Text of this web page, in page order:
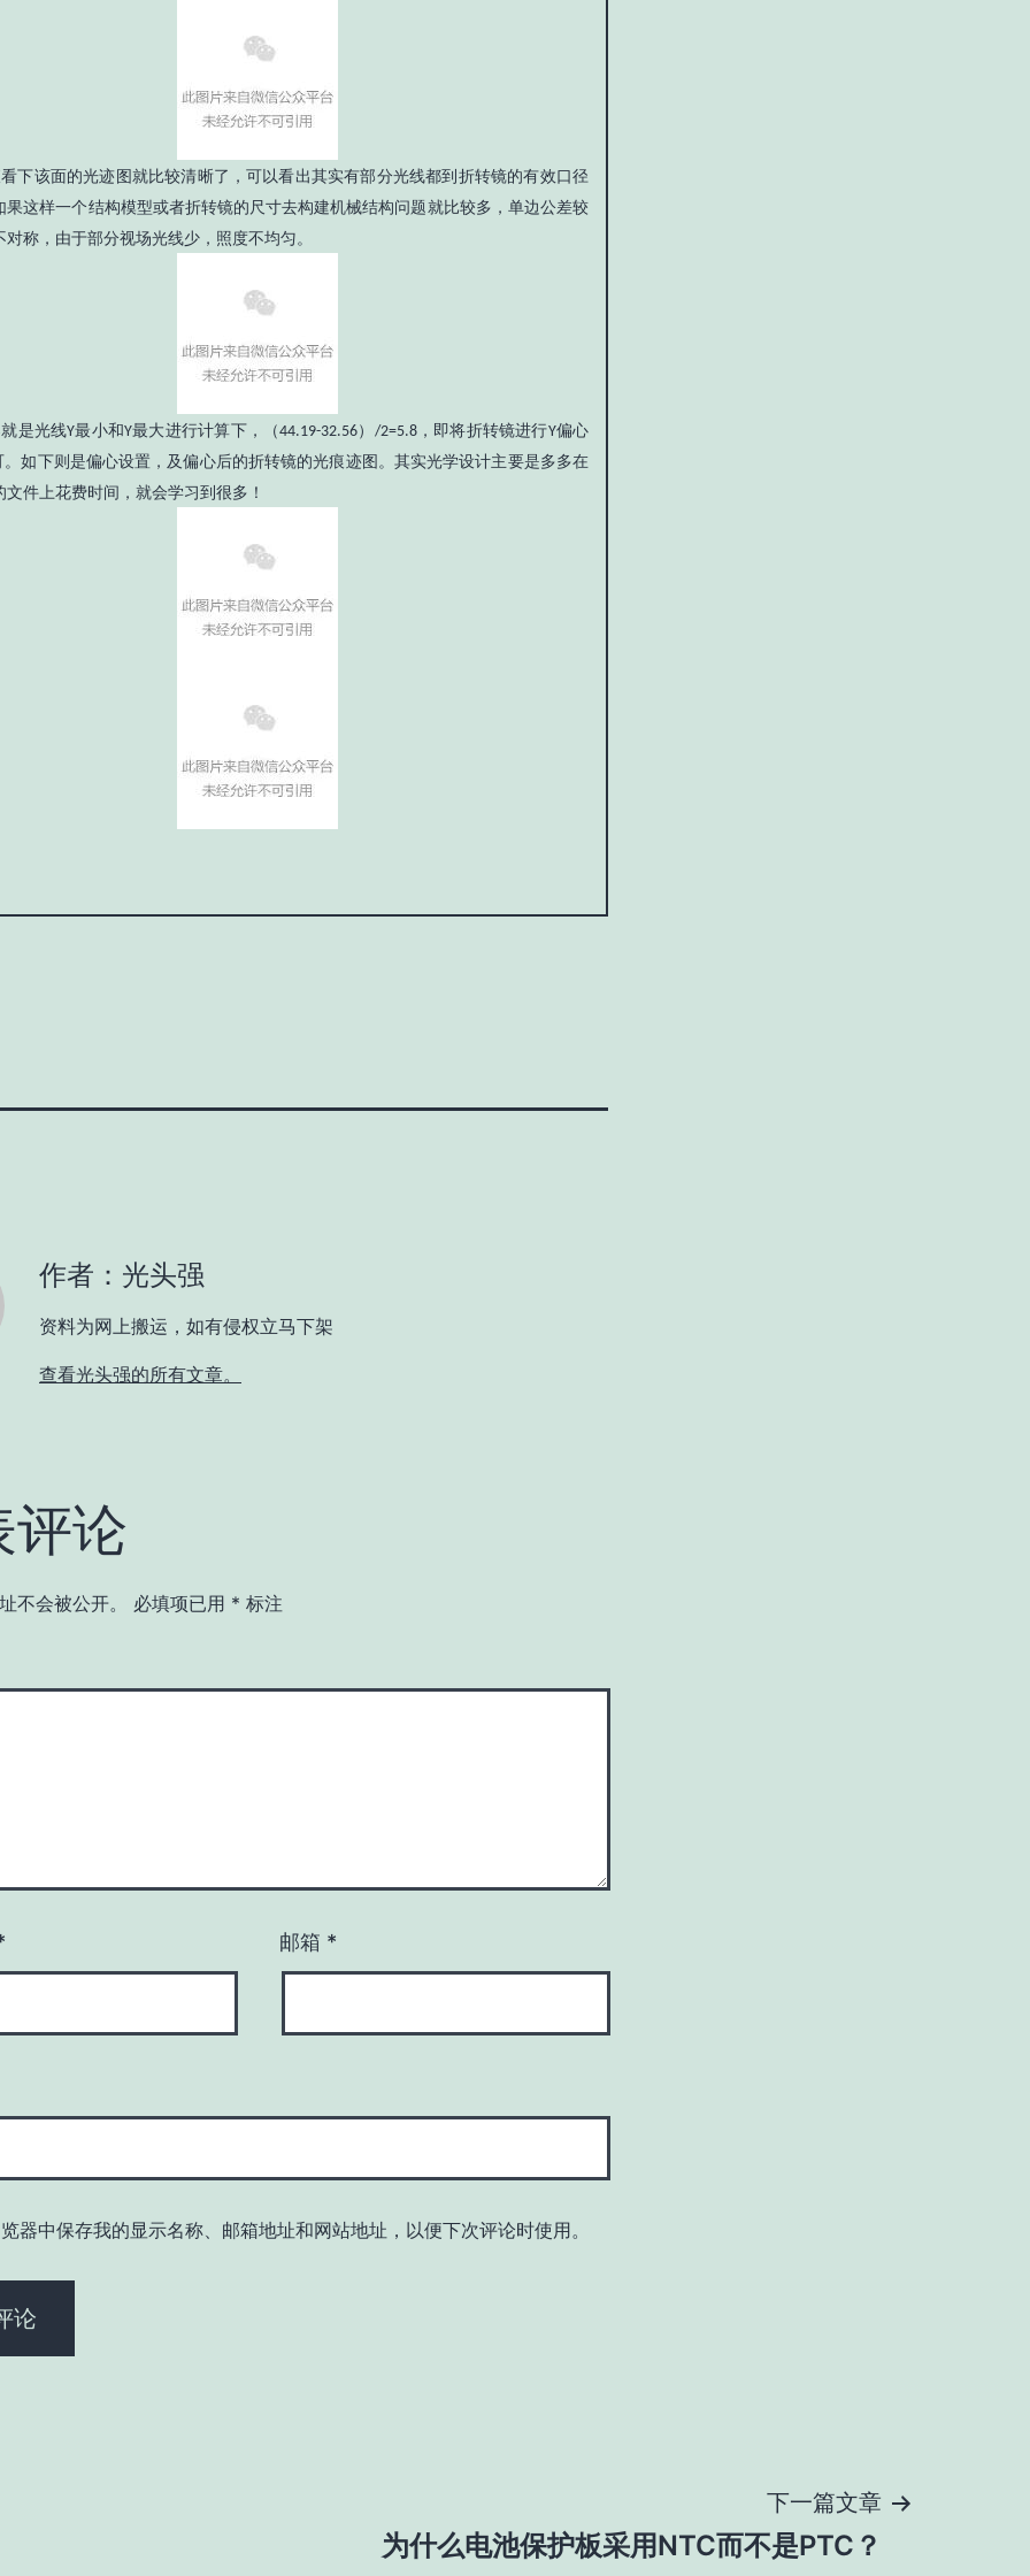
下该面的光迹图就比较清晰了，可以看出其实有部分光线都到折转镜的有效口径
果这样一个结构模型或者折转镜的尺寸去构建机械结构问题就比较多，单边公差较
对称，由于部分视场光线少，照度不均匀。
是光线Y最小和Y最大进行计算下，（44.19-32.56） /2=5.8，即将折转镜进行Y偏心
。如下则是偏心设置，及偏心后的折转镜的光痕迹图。其实光学设计主要是多多在
文件上花费时间，就会学习到很多！
作者：光头强
资料为网上搬运，如有侵权立马下架
查看光头强的所有文章。
评论
不会被公开。 必填项已用 * 标注
邮箱 *
器中保存我的显示名称、邮箱地址和网站地址，以便下次评论时使用。
下一篇文章
为什么电池保护板采用NTC而不是PTC？